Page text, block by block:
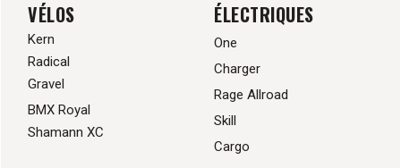
VÉLOS
Kern
Radical
Gravel
BMX Royal
Shamann XC
ÉLECTRIQUES
One
Charger
Rage Allroad
Skill
Cargo